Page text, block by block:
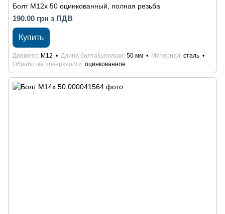
Болт М12х 50 оцинкованный, полная резьба
190.00 грн з ПДВ
Купить
Диаметр М12 Длина болта/шпильки 50 мм Материал сталь
Обработка поверхности оцинкованное